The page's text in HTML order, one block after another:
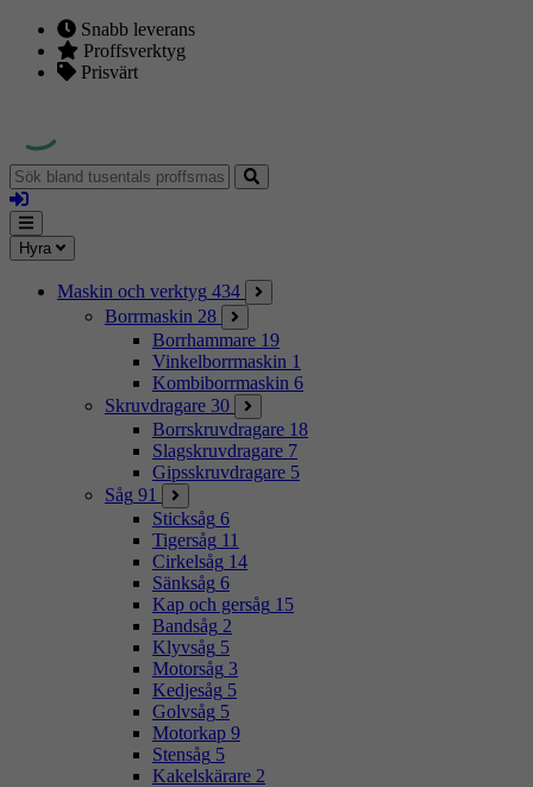
Snabb leverans
Proffsverktyg
Prisvärt
Sök
bland
tusentals
proffsmaskiner
Logga
in
Mina
sidor
Meny
Hyra
Maskin och verktyg 434
Borrmaskin 28
Borrhammare 19
Vinkelborrmaskin 1
Kombiborrmaskin 6
Skruvdragare 30
Borrskruvdragare 18
Slagskruvdragare 7
Gipsskruvdragare 5
Såg 91
Sticksåg 6
Tigersåg 11
Cirkelsåg 14
Sänksåg 6
Kap och gersåg 15
Bandsåg 2
Klyvsåg 5
Motorsåg 3
Kedjesåg 5
Golvsåg 5
Motorkap 9
Stensåg 5
Kakelskärare 2